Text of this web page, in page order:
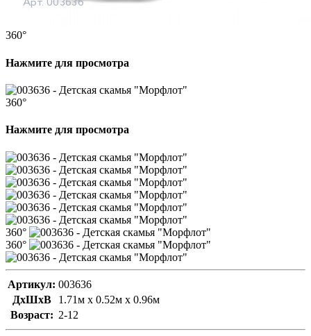
360°
Нажмите для просмотра
360°
Нажмите для просмотра
360°
360°
Артикул: 003636
ДxШxВ
1.71м x 0.52м x 0.96м
Возраст: 2-12